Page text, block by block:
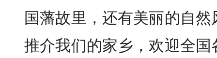
国藩故里，还有美丽的自
推介我们的家乡，欢迎全